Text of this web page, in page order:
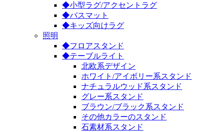
◆小型ラグ/アクセントラグ
◆バスマット
◆キッズ向けラグ
照明
◆フロアスタンド
◆テーブルライト
北欧系デザイン
ホワイト/アイボリー系スタンド
ナチュラルウッド系スタンド
グレー系スタンド
ブラウン/ブラック系スタンド
その他カラーのスタンド
石素材系スタンド